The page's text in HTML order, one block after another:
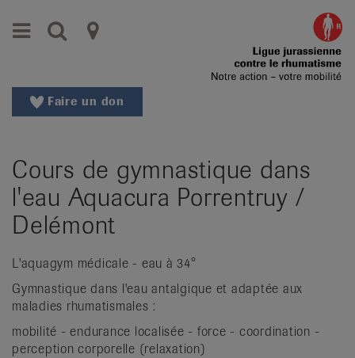
vers
au
Aller
Changer
de
région
Changer
langue:
de
Faire un don
Cours de gymnastique dans
l'eau Aquacura Porrentruy /
Delémont
L'aquagym médicale - eau à 34°
Gymnastique dans l'eau antalgique et adaptée aux
maladies rhumatismales :
mobilité - endurance localisée - force - coordination -
perception corporelle (relaxation)
Menu Recherche
Ligues
contre
le
|
Organisations
nationales
de
patients